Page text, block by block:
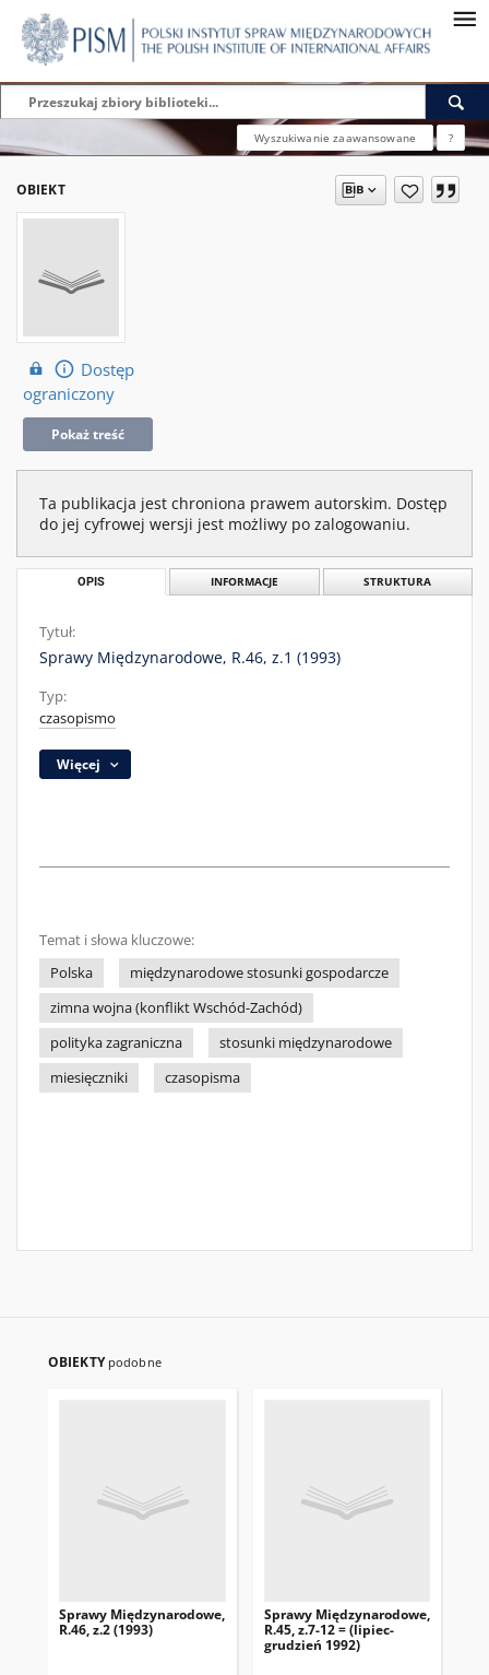
Wyszukiwanie zaawansowane ?
OBIEKT
Dostęp
ograniczony
Pokaż treść
Ta publikacja jest chroniona prawem autorskim. Dostęp
do jej cyfrowej wersji jest możliwy po zalogowaniu.
OPIS INFORMACJE STRUKTURA
Tytuł:
Sprawy Międzynarodowe, R.46, z.1 (1993)
Typ:
czasopismo
Więcej
Temat i słowa kluczowe:
Polska
międzynarodowe stosunki gospodarcze
zimna wojna (konflikt Wschód-Zachód)
polityka zagraniczna
stosunki międzynarodowe
miesięczniki
czasopisma
OBIEKTY podobne
Sprawy Międzynarodowe,
R.46, z.2 (1993)
Sprawy Międzynarodowe,
R.45, z.7-12 = (lipiec-
grudzień 1992)